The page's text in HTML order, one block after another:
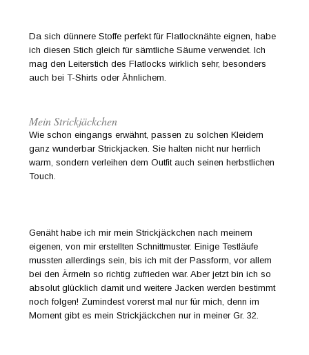
Da sich dünnere Stoffe perfekt für Flatlocknähte eignen, habe
ich diesen Stich gleich für sämtliche Säume verwendet. Ich
mag den Leiterstich des Flatlocks wirklich sehr, besonders
auch bei T-Shirts oder Ähnlichem.
Mein Strickjäckchen
Wie schon eingangs erwähnt, passen zu solchen Kleidern
ganz wunderbar Strickjacken. Sie halten nicht nur herrlich
warm, sondern verleihen dem Outfit auch seinen herbstlichen
Touch.
Genäht habe ich mir mein Strickjäckchen nach meinem
eigenen, von mir erstellten Schnittmuster. Einige Testläufe
mussten allerdings sein, bis ich mit der Passform, vor allem
bei den Ärmeln so richtig zufrieden war. Aber jetzt bin ich so
absolut glücklich damit und weitere Jacken werden bestimmt
noch folgen! Zumindest vorerst mal nur für mich, denn im
Moment gibt es mein Strickjäckchen nur in meiner Gr. 32.